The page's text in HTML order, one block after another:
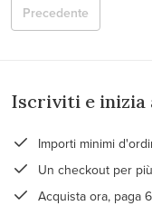
Precedente
Iscriviti e inizia
Importi minimi
Un checkout per
Acquista ora, paga